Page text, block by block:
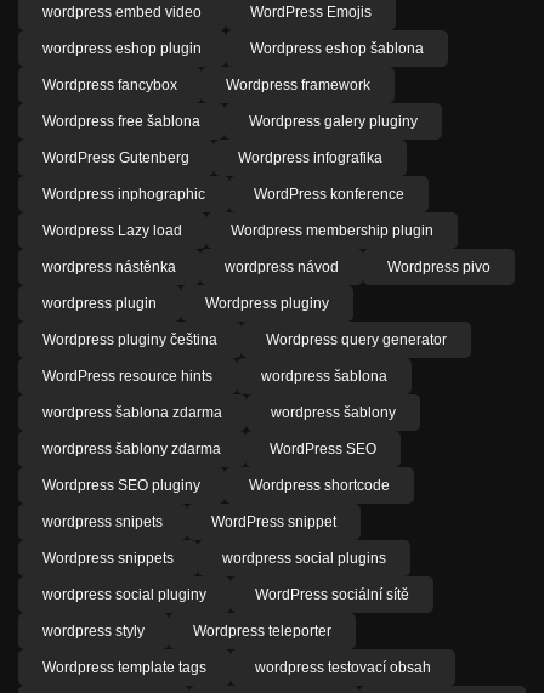
wordpress embed video WordPress Emojis
wordpress eshop plugin Wordpress eshop šablona
Wordpress fancybox Wordpress framework
Wordpress free šablona Wordpress galery pluginy
WordPress Gutenberg Wordpress infografika
Wordpress inphographic WordPress konference
Wordpress Lazy load Wordpress membership plugin
wordpress nástěnka wordpress návod Wordpress pivo
wordpress plugin Wordpress pluginy
Wordpress pluginy čeština Wordpress query generator
WordPress resource hints wordpress šablona
wordpress šablona zdarma wordpress šablony
wordpress šablony zdarma WordPress SEO
Wordpress SEO pluginy Wordpress shortcode
wordpress snipets WordPress snippet
Wordpress snippets wordpress social plugins
wordpress social pluginy WordPress sociální sítě
wordpress styly Wordpress teleporter
Wordpress template tags wordpress testovací obsah